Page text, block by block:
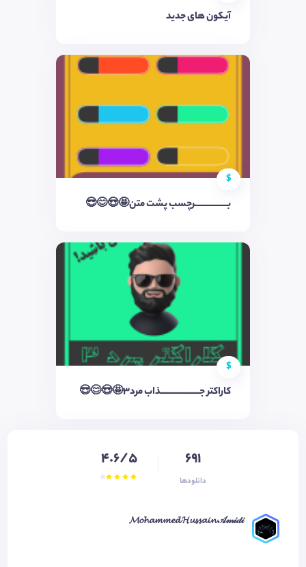
آیکون های جدید
$
بــــــــــــــــرچسب پشت متن🤩😍😊😎
$
کاراکتر جـــــــــــــــــــذاب مرد3🤩😍😊😎
691
دانلودها
4.6/5
𝓜𝓸𝓱𝓪𝓶𝓶𝓮𝓭 𝓗𝓾𝓼𝓼𝓪𝓲𝓷 𝒜𝓂𝒾𝒹𝒾